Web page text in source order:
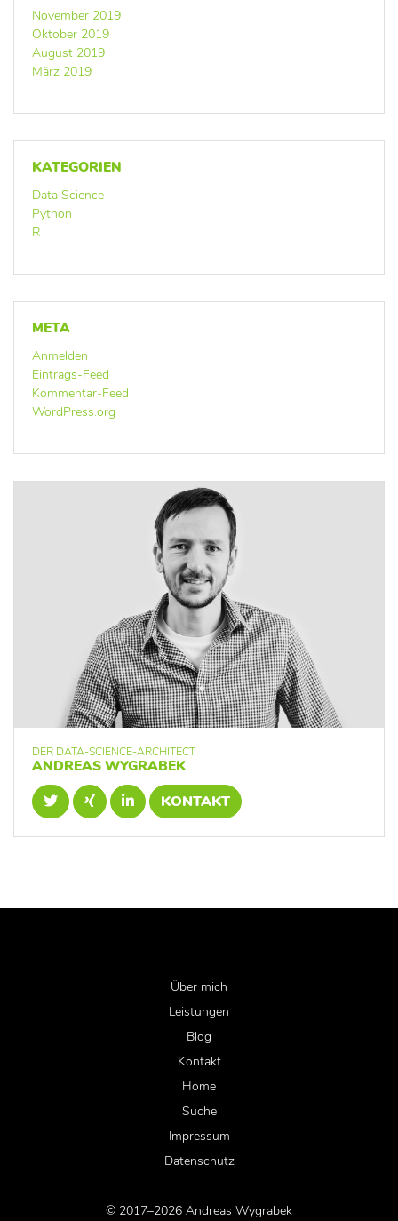
November 2019
Oktober 2019
August 2019
März 2019
KATEGORIEN
Data Science
Python
R
META
Anmelden
Eintrags-Feed
Kommentar-Feed
WordPress.org
DER DATA-SCIENCE-ARCHITECT
ANDREAS WYGRABEK
KONTAKT
Über mich
Leistungen
Blog
Kontakt
Home
Suche
Impressum
Datenschutz
© 2017–2026 Andreas Wygrabek